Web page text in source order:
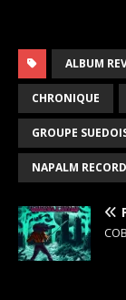
ALBUM
CHRONIQUE
GROUPE
NAPALM